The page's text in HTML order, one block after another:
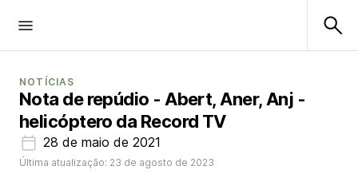
NOTÍCIAS
Nota de repúdio - Abert, Aner, Anj -
helicóptero da Record TV
28 de maio de 2021
Última atualização: 23 de agosto de 2023